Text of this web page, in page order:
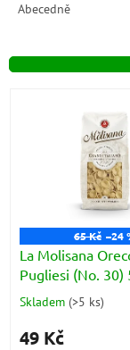
p
Abecedně
65 Kč –24
La Molisana
Pugliesi (No. 30)
Průměrné
produktu
Skladem (>5 ks)
49 Kč